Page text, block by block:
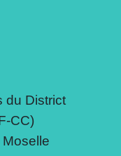
du District
CC)